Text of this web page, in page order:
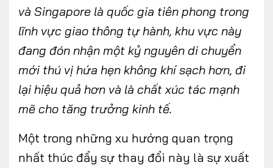
và Singapore là quốc gia tiên phong trong
lĩnh vực giao thông tự hành, khu vực này
đang đón nhận một kỷ nguyên di chuyển
mới thú vị hứa hẹn không khí sạch hơn, đi
lại hiệu quả hơn và là chất xúc tác mạnh
mẽ cho tăng trưởng kinh tế.
Một trong những xu hướng quan trọng
nhất thúc đẩy sự thay đổi này là sự xuất